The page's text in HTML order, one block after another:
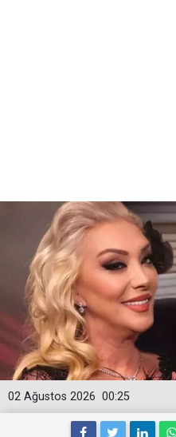
00:25
02 Ağustos 2026